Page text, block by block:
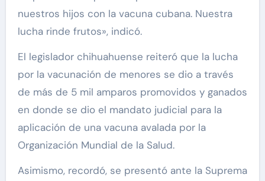
nuestros hijos con la vacuna cubana. Nuestra
lucha rinde frutos», indicó.
El legislador chihuahuense reiteró que la lucha
por la vacunación de menores se dio a través
de más de 5 mil amparos promovidos y ganados
en donde se dio el mandato judicial para la
aplicación de una vacuna avalada por la
Organización Mundial de la Salud.
Asimismo, recordó, se presentó ante la Suprema